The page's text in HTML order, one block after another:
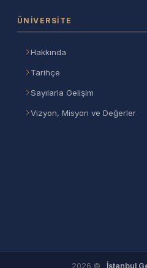
ÜNIVERSITE
Hakkında
Tarihçe
Sayılarla Gelişim
Vizyon, Misyon ve Değerler
2026 © İstanbul